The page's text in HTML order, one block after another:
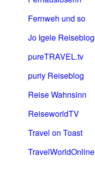
Fernweh und so
Jo Igele Reiseblog
pureTRAVEL.tv
puriy Reiseblog
Reise Wahnsinn
ReiseworldTV
Travel on Toast
TravelWorldOnline